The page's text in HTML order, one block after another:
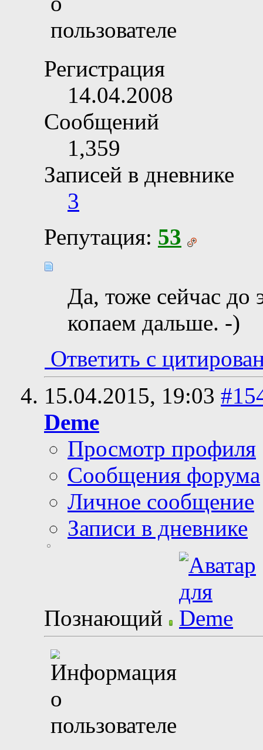
Регистрация
14.04.2008
Сообщений
1,359
Записей в дневнике
3
Репутация: 53
Да, тоже сейчас
копаем дальше. -)
Ответить с
15.04.2015, 19:03
Deme
Просмотр профиля
Сообщения форума
Личное сообщение
Записи в дневнике
Познающий